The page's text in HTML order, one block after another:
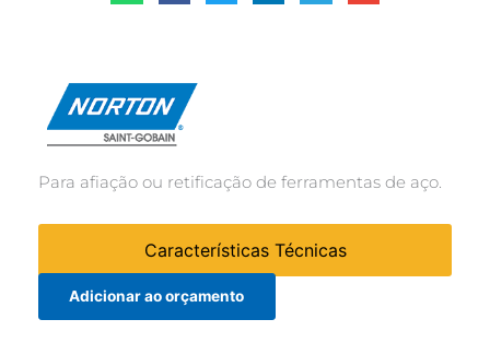
Para afiação ou retificação de ferramentas de aço.
Características Técnicas
Adicionar ao orçamento